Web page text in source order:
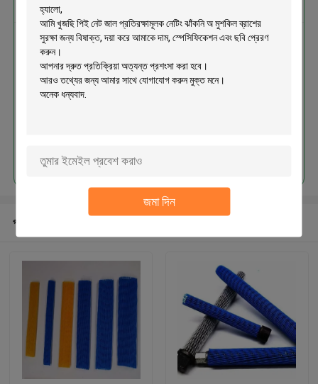
জমা দিন
পিই নেট জাল প্রতিরক্ষামূলক নেটিং ঝাঁকনি অ
মুশকিল ব্রাশের সুরক্ষা জন্য বিষাক্ত
প্রস্তাবিত পণ্য